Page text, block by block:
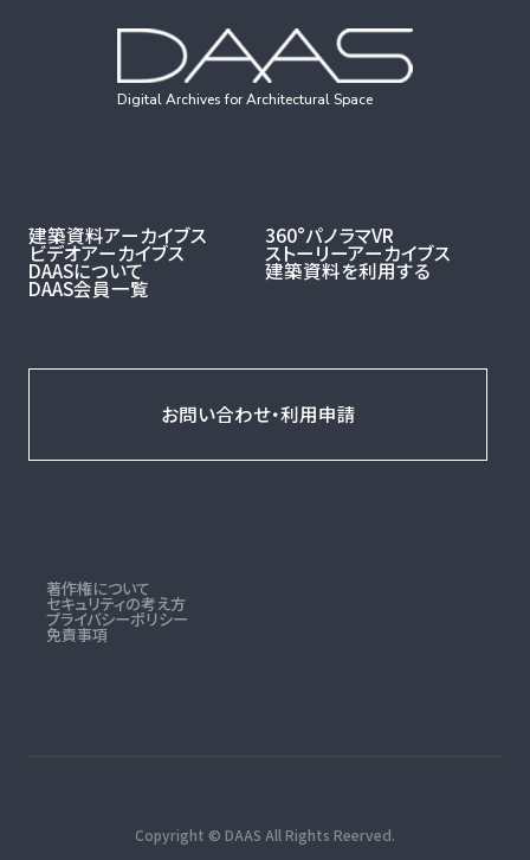
Digital Archives for Architectural Space
建築資料アーカイブス 360°パノラマVR
ビデオアーカイブス ストーリーアーカイブス
DAASについて 建築資料を利用する
DAAS会員一覧
お問い合わせ・利用申請
著作権について
セキュリティの考え方
プライバシーポリシー
免責事項
Copyright © DAAS All Rights Reerved.